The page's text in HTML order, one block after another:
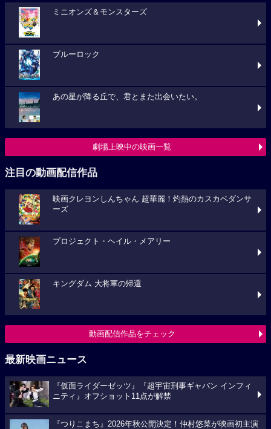
ミニオンズ＆モンスターズ
ブルーロック
あの星が降る丘で、君とまた出会いたい。
劇場上映中の映画一覧
注目の動画配信作品
映画クレヨンしんちゃん 超華麗！灼熱のカスカベダンサ
ーズ
プロジェクト・ヘイル・メアリー
キングダム 大将軍の帰還
動画配信作品をチェック
最新映画ニュース
『仮面ライダーゼッツ』『超宇宙刑事ギャバン インフィ
ニティ』オフショット11点が解禁
『つりこまち』2026年秋公開決定！仲村悠菜が映画初主演